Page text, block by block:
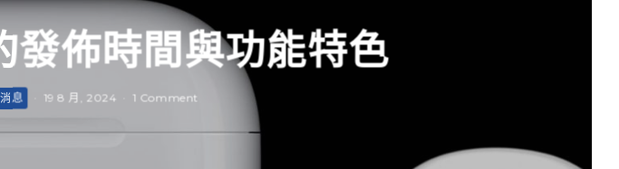
佈時間與功能特色
息 19 8 月, 2024 1 Comment